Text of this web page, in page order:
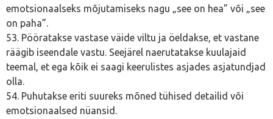
emotsionaalseks mõjutamiseks nagu „see on hea” või „see
on paha”.
53. Pööratakse vastase väide viltu ja öeldakse, et vastane
räägib iseendale vastu. Seejärel naerutatakse kuulajaid
teemal, et ega kõik ei saagi keerulistes asjades asjatundjad
olla.
54. Puhutakse eriti suureks mõned tühised detailid või
emotsionaalsed nüansid.